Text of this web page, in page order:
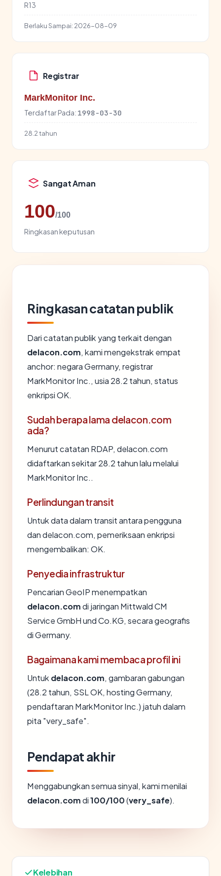
R13
Berlaku Sampai: 2026-08-09
Registrar
MarkMonitor Inc.
Terdaftar Pada: 1998-03-30
28.2 tahun
Sangat Aman
100/100
Ringkasan keputusan
Ringkasan catatan publik
Dari catatan publik yang terkait dengan
delacon.com, kami mengekstrak empat
anchor: negara Germany, registrar
MarkMonitor Inc., usia 28.2 tahun, status
enkripsi OK.
Sudah berapa lama delacon.com
ada?
Menurut catatan RDAP, delacon.com
didaftarkan sekitar 28.2 tahun lalu melalui
MarkMonitor Inc..
Perlindungan transit
Untuk data dalam transit antara pengguna
dan delacon.com, pemeriksaan enkripsi
mengembalikan: OK.
Penyedia infrastruktur
Pencarian GeoIP menempatkan
delacon.comdi jaringan Mittwald CM
Service GmbH und Co.KG, secara geografis
di Germany.
Bagaimana kami membaca profil ini
Untuk delacon.com, gambaran gabungan
(28.2 tahun, SSL OK, hosting Germany,
pendaftaran MarkMonitor Inc.) jatuh dalam
pita "very_safe".
Pendapat akhir
Menggabungkan semua sinyal, kami menilai
delacon.comdi100/100(very_safe).
Kelebihan